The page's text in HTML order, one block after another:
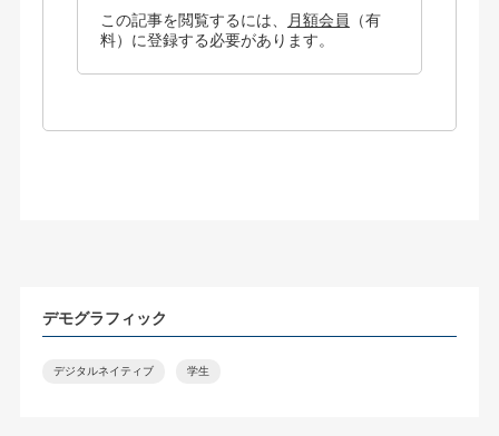
この記事を閲覧するには、 月額会員
（有
料）に登録する必要があります。
デモグラフィック
デジタルネイティブ 学生